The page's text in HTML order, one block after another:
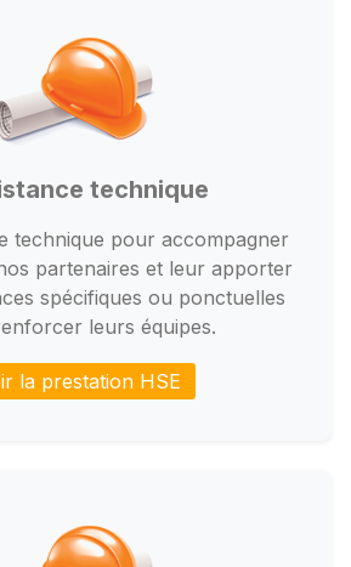
technique
technique pour accompagner
partenaires et leur apporter
spécifiques ou ponctuelles
leurs équipes.
la prestation HSE